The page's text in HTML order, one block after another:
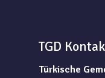
TGD
Türkische